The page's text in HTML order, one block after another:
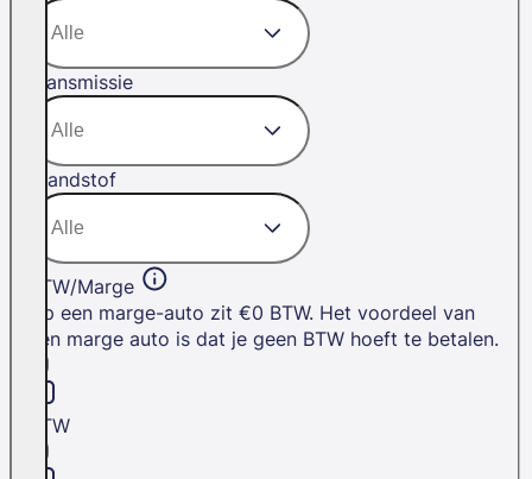
Transmissie
Brandstof
BTW/Marge
Op een marge-auto zit €0 BTW. Het voordeel van
een marge auto is dat je geen BTW hoeft te betalen.
BTW